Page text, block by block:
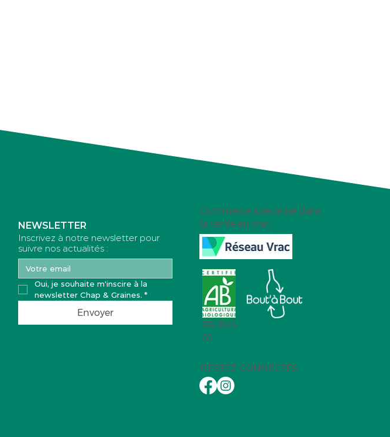
NEWSLETTER
Inscrivez à notre newsletter pour
suivre nos actualités :
Oui, je souhaite m'inscire à la
newsletter Chap & Graines. *
Envoyer
FR-BIO-
01
Commerce spécialisé dans
la vente en vrac.
RESTEZ CONNECTÉS